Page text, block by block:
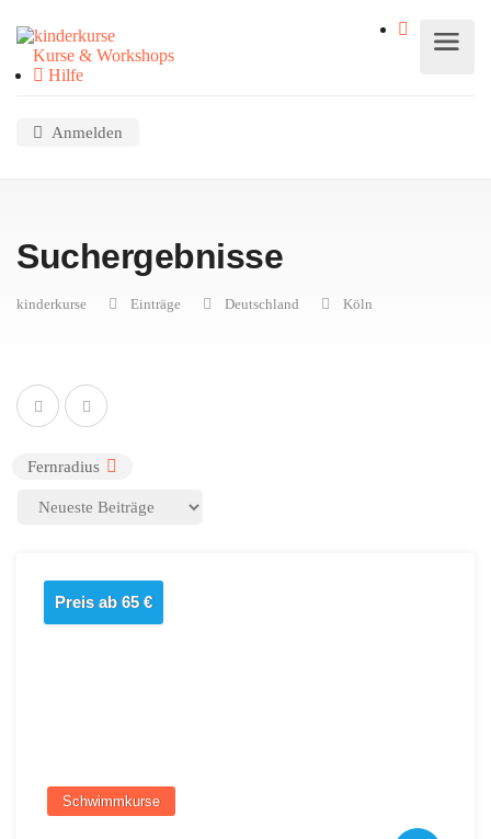
Kurse & Workshops
Hilfe
Anmelden
Suchergebnisse
kinderkurse Einträge Deutschland Köln
Fernradius
Preis ab 65 €
Schwimmkurse